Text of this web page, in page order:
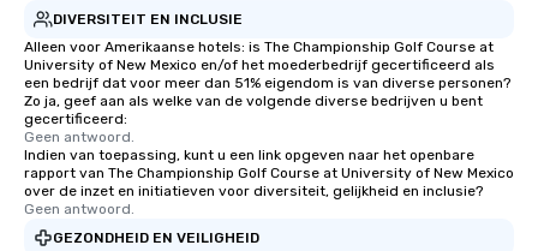
DIVERSITEIT EN INCLUSIE
Alleen voor Amerikaanse hotels: is The Championship Golf Course at
University of New Mexico en/of het moederbedrijf gecertificeerd als
een bedrijf dat voor meer dan 51% eigendom is van diverse personen?
Zo ja, geef aan als welke van de volgende diverse bedrijven u bent
gecertificeerd:
Geen antwoord.
Indien van toepassing, kunt u een link opgeven naar het openbare
rapport van The Championship Golf Course at University of New Mexico
over de inzet en initiatieven voor diversiteit, gelijkheid en inclusie?
Geen antwoord.
GEZONDHEID EN VEILIGHEID